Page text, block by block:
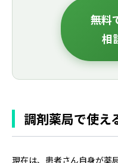
無料
相
調剤薬局で使え
現在は、患者さん自身が薬